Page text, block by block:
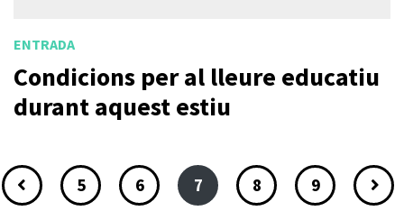
ENTRADA
Condicions per al lleure educatiu
durant aquest estiu
5 6 7 8 9